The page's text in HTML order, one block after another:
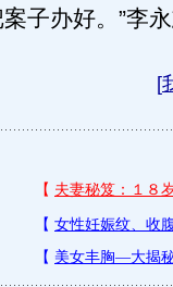
子办好。”李
[